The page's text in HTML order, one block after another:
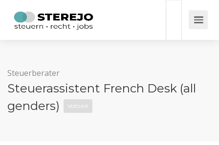
Steuerberater
Steuerassistent French Desk (all
genders)
Vollzeit